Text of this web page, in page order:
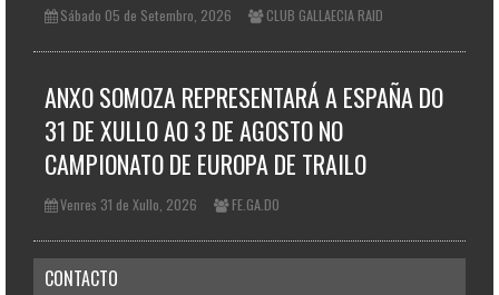
Sábado 05 de Setembro, 2026 CLUB GALLAECIA RAID
ANXO SOMOZA REPRESENTARÁ A ESPAÑA DO
31 DE XULLO AO 3 DE AGOSTO NO
CAMPIONATO DE EUROPA DE TRAILO
Venres 31 de Xullo, 2026 FE.GA.DO
CONTACTO